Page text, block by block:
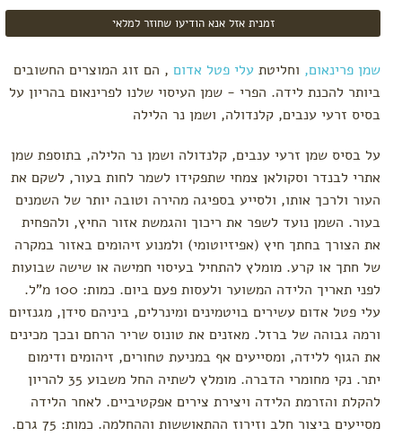
טרימסטר
לידה
רשימת
קניות
לפי צורך
בחילות
וצרבות
הרגעה,
אנרגיה
ושיפור
רוח
סימני
מתיחה
ורידים
בולטים
ורגליים
נפוחות
קידום
זמנית אזל אנא הודיעו שחוזר למלאי
שמן פרינאום, וחליטת עלי פטל אדום, הם זוג המוצרים החשובים
ביותר להכנת לידה. הפרי - שמן העיסוי שלנו לפרינאום בהריון על
בסיס זרעי ענבים, קלנדולה, ושמן נר הלילה
על בסיס שמן זרעי ענבים, קלנדולה ושמן נר הלילה, בתוספת שמן
אתרי לבנדר וסקולאן צמחי שתפקידו לשמר לחות בעור, לשקם את
העור ולרכך אותו, ולסייע בספיגה מהירה וטובה יותר של השמנים
בעור. השמן נועד לשפר את ריכוך והגמשת אזור החיץ, ולהפחית
את הצורך בחתך חיץ (אפיזיוטומי) ולמנוע זיהומים באזור במקרה
של חתך או קרע. מומלץ להתחיל בעיסוי חמישה או שישה שבועות
לפני תאריך הלידה המשוער ולעסות פעם ביום. כמות: 100 מ"ל.
עלי פטל אדום עשירים בויטמינים ומינרלים, ביניהם סידן, מגנזיום
ורמה גבוהה של ברזל. מאזנים את טונוס שריר הרחם ובכך מכינים
את הגוף ללידה, ומסייעים אף במניעת טחורים, זיהומים ודימום
יתר. נקי מחומרי הדברה. מומלץ לשתיה החל משבוע 35 להריון
להקלת והזרמת הלידה ויצירת צירים אפקטיביים. לאחר הלידה
מסייעים ביצור חלב וזירוז ההתאוששות וההחלמה. כמות: 75 גרם.